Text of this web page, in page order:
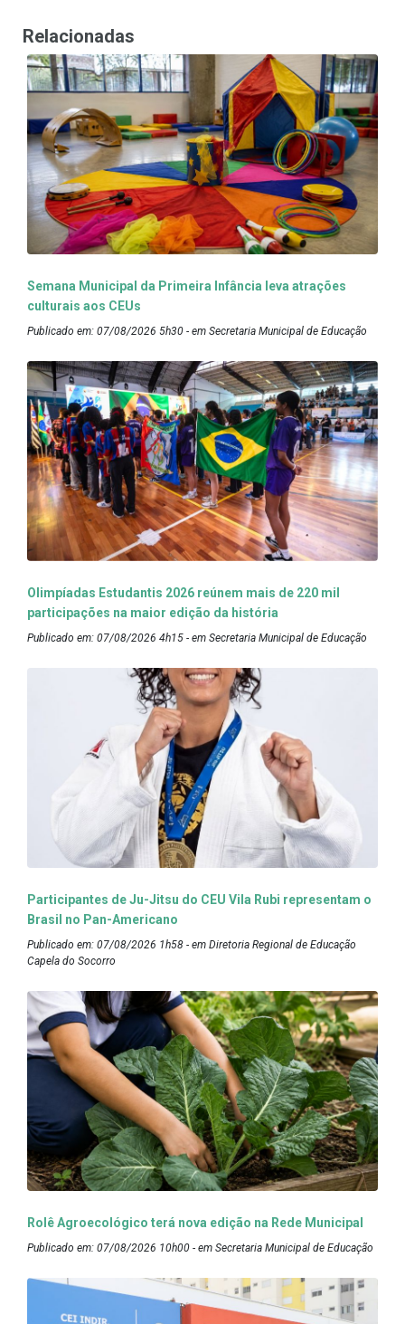
Relacionadas
Semana Municipal da Primeira Infância leva atrações
culturais aos CEUs
Publicado em: 07/08/2026 5h30 - em Secretaria Municipal de Educação
Olimpíadas Estudantis 2026 reúnem mais de 220 mil
participações na maior edição da história
Publicado em: 07/08/2026 4h15 - em Secretaria Municipal de Educação
Participantes de Ju-Jitsu do CEU Vila Rubi representam o
Brasil no Pan-Americano
Publicado em: 07/08/2026 1h58 - em Diretoria Regional de Educação
Capela do Socorro
Rolê Agroecológico terá nova edição na Rede Municipal
Publicado em: 07/08/2026 10h00 - em Secretaria Municipal de Educação